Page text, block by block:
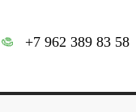
+7 962 389 83 58